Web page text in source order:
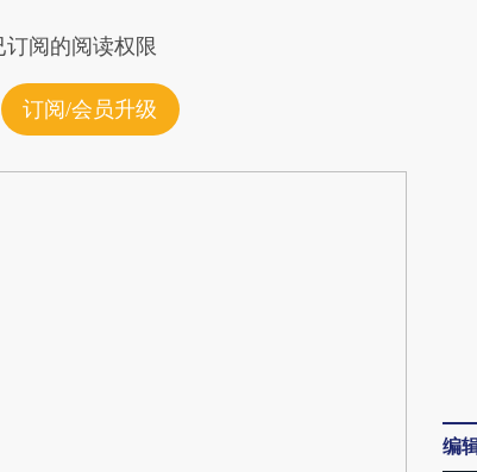
阅的阅读权限
订阅/会员升级
编